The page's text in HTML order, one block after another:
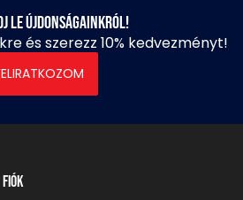
le újdonságainkról!
és szerezz 10% kedvezményt!
Fiók